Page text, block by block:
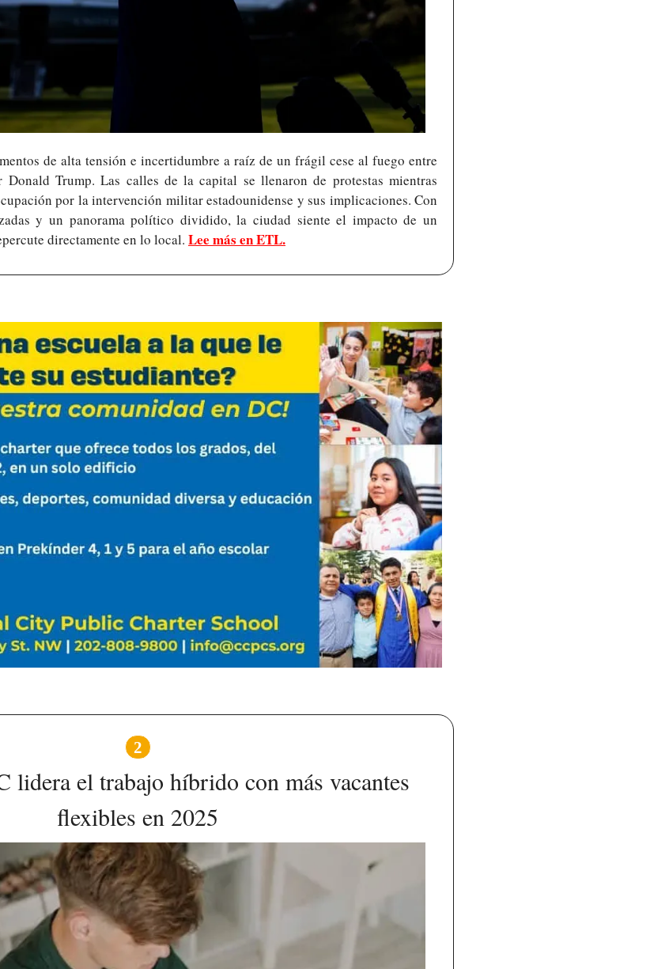
de alta tensión e incertidumbre a raíz de un frágil cese al fuego entre
Trump. Las calles de la capital se llenaron de protestas mientras
por la intervención militar estadounidense y sus implicaciones. Con
y un panorama político dividido, la ciudad siente el impacto de un
directamente en lo local. Lee más en ETL.
2
lidera el trabajo híbrido con más vacantes
flexibles en 2025